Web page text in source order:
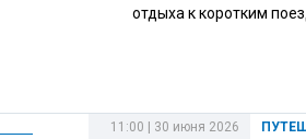
отдыха к коротким
11:00 | 30 июня 2026